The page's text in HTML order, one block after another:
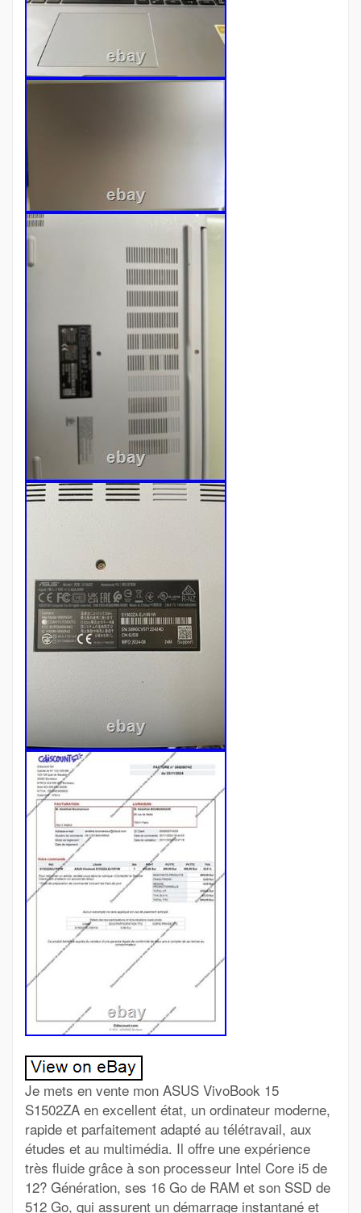
Je mets en vente mon ASUS VivoBook 15
S1502ZA en excellent état, un ordinateur moderne,
rapide et parfaitement adapté au télétravail, aux
études et au multimédia. Il offre une expérience
très fluide grâce à son processeur Intel Core i5 de
12? Génération, ses 16 Go de RAM et son SSD de
512 Go, qui assurent un démarrage instantané et